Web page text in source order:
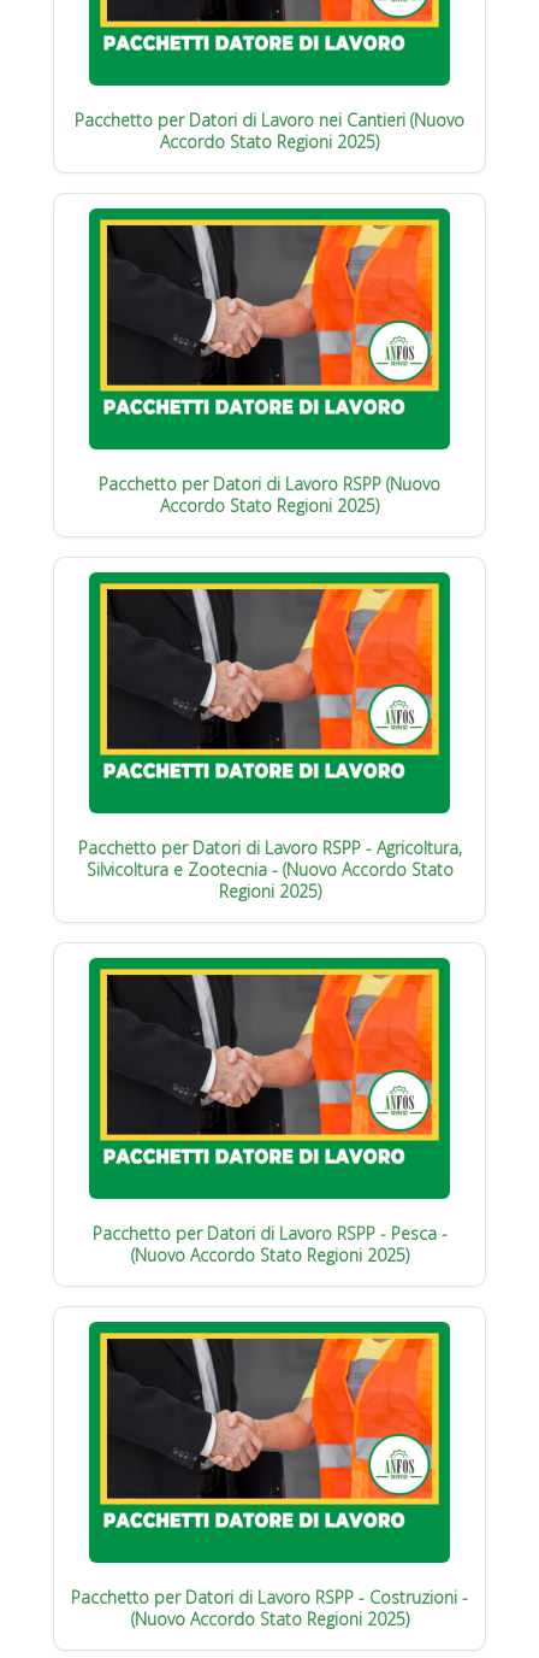
Pacchetto per Datori di Lavoro nei Cantieri (Nuovo
Accordo Stato Regioni 2025)
Pacchetto per Datori di Lavoro RSPP (Nuovo
Accordo Stato Regioni 2025)
Pacchetto per Datori di Lavoro RSPP - Agricoltura,
Silvicoltura e Zootecnia - (Nuovo Accordo Stato
Regioni 2025)
Pacchetto per Datori di Lavoro RSPP - Pesca -
(Nuovo Accordo Stato Regioni 2025)
Pacchetto per Datori di Lavoro RSPP - Costruzioni -
(Nuovo Accordo Stato Regioni 2025)